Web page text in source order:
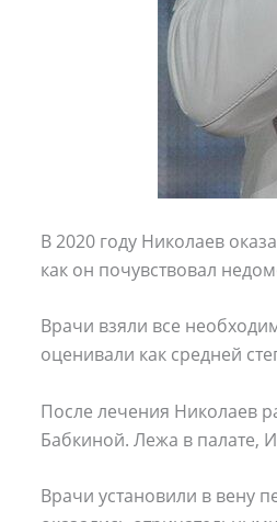
В 2020 году Николаев
как он почувствовал
Врачи взяли все
оценивали как средней
После лечения Николаев
Бабкиной. Лежа в палате,
Врачи установили в вену